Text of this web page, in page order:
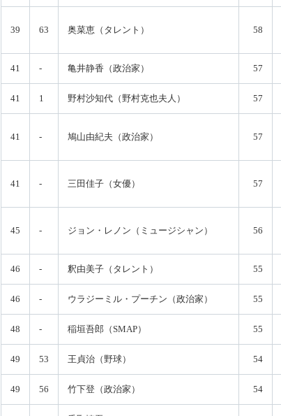
39 63 奥菜恵（タレント） 58
41 - 亀井静香（政治家） 57
41 1 野村沙知代（野村克也夫人） 57
41 - 鳩山由紀夫（政治家） 57
41 - 三田佳子（女優） 57
45 - ジョン・レノン（ミュージシャン） 56
46 - 釈由美子（タレント） 55
46 - ウラジーミル・プーチン（政治家） 55
48 - 稲垣吾郎（SMAP） 55
49 53 王貞治（野球） 54
49 56 竹下登（政治家） 54